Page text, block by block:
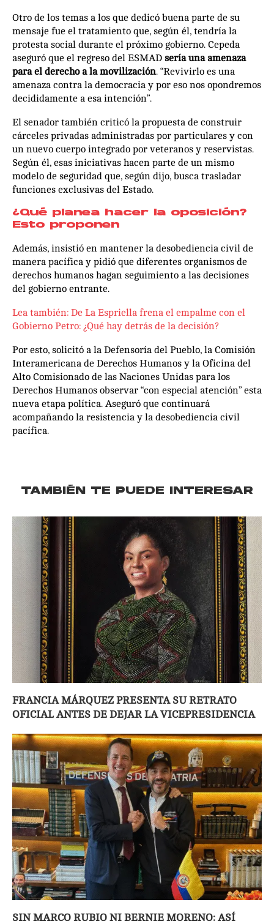
Otro de los temas a los que dedicó buena parte de su
mensaje fue el tratamiento que, según él, tendría la
protesta social durante el próximo gobierno. Cepeda
aseguró que el regreso del ESMAD sería una amenaza
para el derecho a la movilización. “Revivirlo es una
amenaza contra la democracia y por eso nos opondremos
decididamente a esa intención”.
El senador también criticó la propuesta de construir
cárceles privadas administradas por particulares y con
un nuevo cuerpo integrado por veteranos y reservistas.
Según él, esas iniciativas hacen parte de un mismo
modelo de seguridad que, según dijo, busca trasladar
funciones exclusivas del Estado.
¿Qué planea hacer la oposición?
Esto proponen
Además, insistió en mantener la desobediencia civil de
manera pacífica y pidió que diferentes organismos de
derechos humanos hagan seguimiento a las decisiones
del gobierno entrante.
Lea también: De La Espriella frena el empalme con el
Gobierno Petro: ¿Qué hay detrás de la decisión?
Por esto, solicitó a la Defensoría del Pueblo, la Comisión
Interamericana de Derechos Humanos y la Oficina del
Alto Comisionado de las Naciones Unidas para los
Derechos Humanos observar “con especial atención” esta
nueva etapa política. Aseguró que continuará
acompañando la resistencia y la desobediencia civil
pacífica.
TAMBIÉN TE PUEDE INTERESAR
FRANCIA MÁRQUEZ PRESENTA SU RETRATO
OFICIAL ANTES DE DEJAR LA VICEPRESIDENCIA
SIN MARCO RUBIO NI BERNIE MORENO: ASÍ